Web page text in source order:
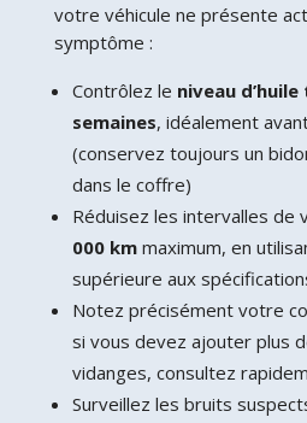
votre véhicule ne présente
symptôme :
Contrôlez le niveau
semaines, idéalement
(conservez toujours un
dans le coffre)
Réduisez les intervalles de
000 kmmaximum, en
supérieure aux
Notez précisément votre
si vous devez ajouter plus
vidanges, consultez
Surveillez les bruits